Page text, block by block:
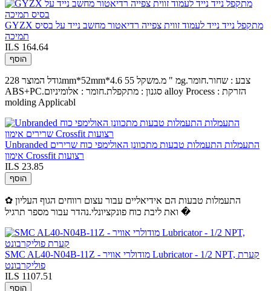
GYZX מתקפל נייד נייד לעמוד זווית צפייה רדיאטור מחשב נייד על בסיס
תמיכה
ILS 164.64
הוסף
גודל המוצר 228mm*52mm*4.6 מ " מ.משקל 55g.צבע : שחור.חומר
ABS+PC.סגנון : מתקפלת.חומר : אלומיניום alloy Process : הזרקת
molding Applicabl
Unbranded התעמלות התעמלות טבעות מתכוונן האולימפי כוח שרירים
אימון Crossfit רצועות
ILS 23.85
הוסף
✿ התעמלות טבעות הם אידיאליים עבור עצום רווחים הגוף העליון
ואת ליבת כוח פונקציונלי.נהדר עבור מספר תרגיל �
SMC AL40-N04B-11Z - מודולרי אוויר Lubricator - 1/2 NPT, קערת
פוליקרבונט
ILS 1107.51
הוסף